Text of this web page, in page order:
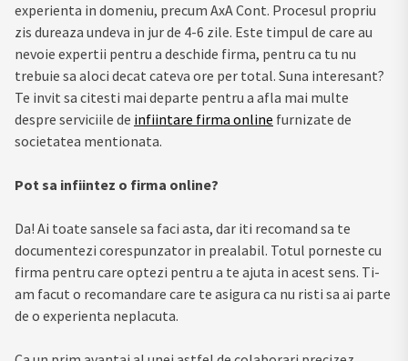
experienta in domeniu, precum AxA Cont. Procesul propriu
zis dureaza undeva in jur de 4-6 zile. Este timpul de care au
nevoie expertii pentru a deschide firma, pentru ca tu nu
trebuie sa aloci decat cateva ore per total. Suna interesant?
Te invit sa citesti mai departe pentru a afla mai multe
despre serviciile de infiintare firma online furnizate de
societatea mentionata.
Pot sa infiintez o firma online?
Da! Ai toate sansele sa faci asta, dar iti recomand sa te
documentezi corespunzator in prealabil. Totul porneste cu
firma pentru care optezi pentru a te ajuta in acest sens. Ti-
am facut o recomandare care te asigura ca nu risti sa ai parte
de o experienta neplacuta.